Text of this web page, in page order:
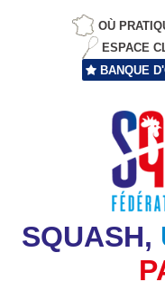
OÙ
ESPACE
BANQUE
SQUASH,